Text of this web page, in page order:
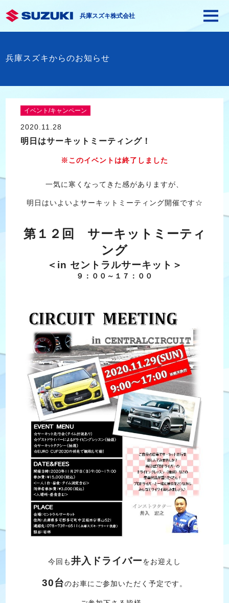
兵庫スズキ株式会社
兵庫スズキからのお知らせ
イベント/キャンペーン
2020.11.28
明日はサーキットミーティング！
※このイベントは終了しました
一気に寒くなってきた感がありますが、
明日はいよいよサーキットミーティング開催です☆
第１２回 サーキットミーティ
ング
＜in セントラルサーキット＞
９：００～１７：００
今回も井入ドライバーをお迎えし
30台のお車にご参加いただく予定です。